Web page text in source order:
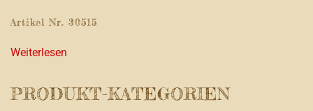
Artikel Nr. 30515
Weiterlesen
PRODUKT-KATEGORIEN